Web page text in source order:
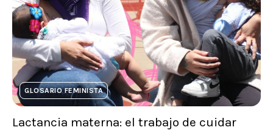
GLOSARIO FEMINISTA
Lactancia materna: el trabajo de cuidar